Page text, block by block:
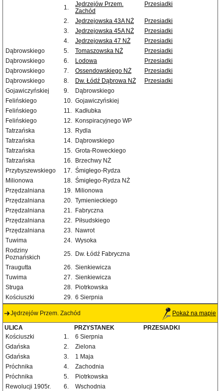
1.
Jędrzejów Przem.
Zachód
Przesiadki
2. Jędrzejowska 43A NŻ
Przesiadki
3.
Jędrzejowska 45A NŻ
Przesiadki
4.
Jędrzejowska 47 NŻ
Przesiadki
Dąbrowskiego
5. Tomaszowska NŻ
Przesiadki
Dąbrowskiego
6. Lodowa
Przesiadki
Dąbrowskiego
7. Ossendowskiego NŻ
Przesiadki
Dąbrowskiego
8. Dw. Łódź Dąbrowa NŻ
Przesiadki
Gojawiczyńskiej
9.
Dąbrowskiego
Felińskiego
10. Gojawiczyńskiej
Felińskiego
11.
Kadłubka
Felińskiego
12. Konspiracyjnego WP
Tatrzańska
13. Rydla
Tatrzańska
14. Dąbrowskiego
Tatrzańska
15. Grota-Roweckiego
Tatrzańska
16. Brzechwy NŻ
Przybyszewskiego
17. Śmigłego-Rydza
Milionowa
18. Śmigłego-Rydza NŻ
Przędzalniana
19. Milionowa
Przędzalniana
20. Tymienieckiego
Przędzalniana
21. Fabryczna
Przędzalniana
22. Piłsudskiego
Przędzalniana
23. Nawrot
Tuwima
24. Wysoka
Rodziny
Poznańskich
25. Dw. Łódź Fabryczna
Traugutta
26. Sienkiewicza
Tuwima
27. Sienkiewicza
Struga
28. Piotrkowska
Kościuszki
29. 6 Sierpnia
Jędrzejów Przem. Zachód Pokaż na mapie
ULICA PRZYSTANEK
PRZESIADKI
Kościuszki
1.
6 Sierpnia
Gdańska
2.
Zielona
Gdańska
3.
1 Maja
Próchnika
4.
Zachodnia
Próchnika
5.
Piotrkowska
Rewolucji 1905r.
6.
Wschodnia